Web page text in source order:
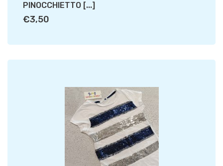
PINOCCHIETTO [...]
€3,50